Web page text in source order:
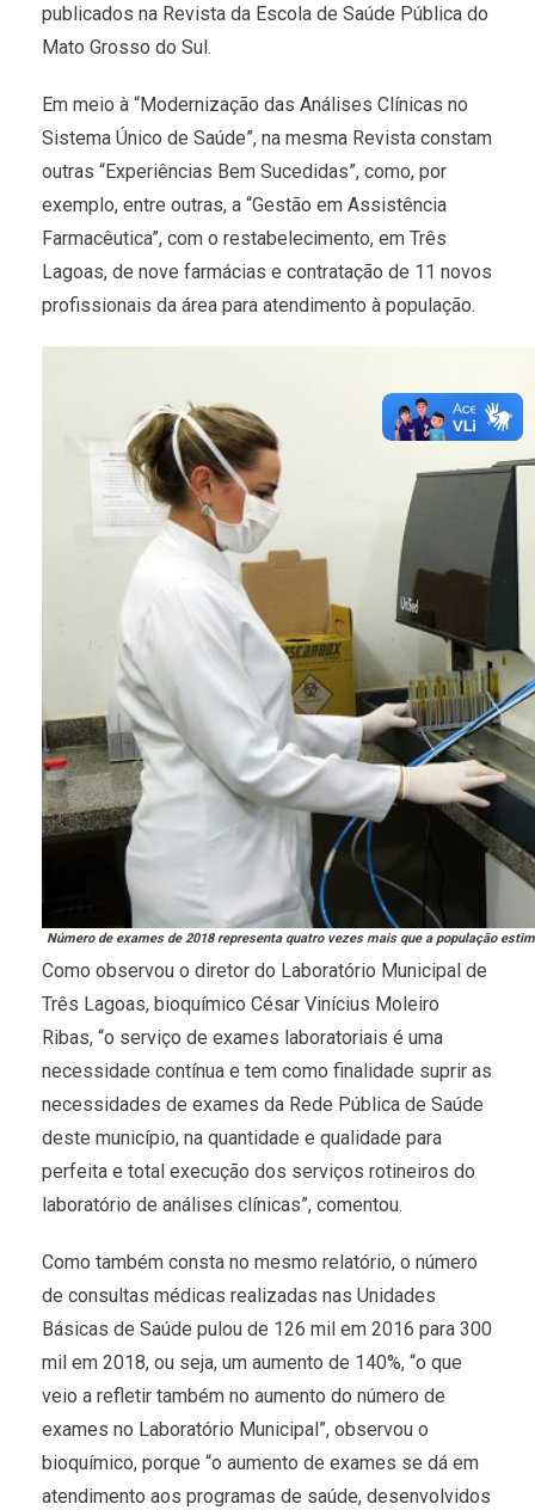
publicados na Revista da Escola de Saúde Pública do
Mato Grosso do Sul.
Em meio à “Modernização das Análises Clínicas no
Sistema Único de Saúde”, na mesma Revista constam
outras “Experiências Bem Sucedidas”, como, por
exemplo, entre outras, a “Gestão em Assistência
Farmacêutica”, com o restabelecimento, em Três
Lagoas, de nove farmácias e contratação de 11 novos
profissionais da área para atendimento à população.
Número de exames de 2018 representa quatro vezes mais que a população
Como observou o diretor do Laboratório Municipal de
Três Lagoas, bioquímico César Vinícius Moleiro
Ribas, “o serviço de exames laboratoriais é uma
necessidade contínua e tem como finalidade suprir as
necessidades de exames da Rede Pública de Saúde
deste município, na quantidade e qualidade para
perfeita e total execução dos serviços rotineiros do
laboratório de análises clínicas”, comentou.
Como também consta no mesmo relatório, o número
de consultas médicas realizadas nas Unidades
Básicas de Saúde pulou de 126 mil em 2016 para 300
mil em 2018, ou seja, um aumento de 140%, “o que
veio a refletir também no aumento do número de
exames no Laboratório Municipal”, observou o
bioquímico, porque “o aumento de exames se dá em
atendimento aos programas de saúde, desenvolvidos